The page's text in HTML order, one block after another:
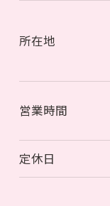
所在地
営業時間
定休日